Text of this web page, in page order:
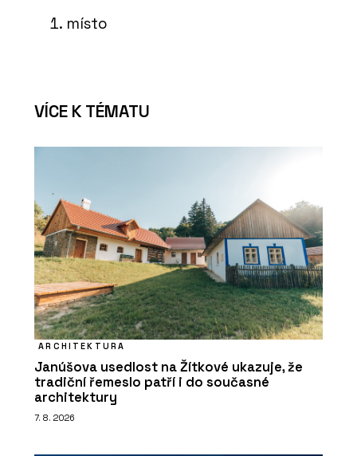
místo
VÍCE K TÉMATU
ARCHITEKTURA
Janúšova usedlost na Žítkové ukazuje, že
tradiční řemeslo patří i do současné
architektury
7. 8. 2026